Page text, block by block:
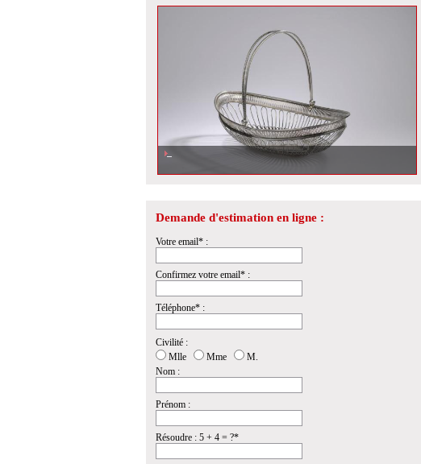
Demande d'estimation en ligne :
Votre email* :
Confirmez votre email* :
Téléphone* :
Civilité :
Mlle
Mme
M.
Nom :
Prénom :
Résoudre : 5 + 4 = ?*